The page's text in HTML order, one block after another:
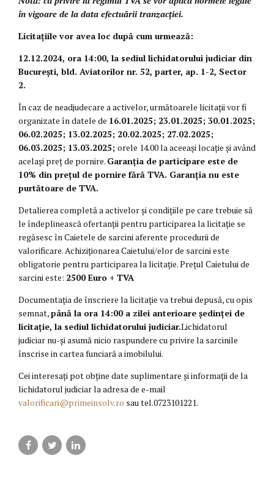
în vigoare de la data efectuării tranzacției.
Licitațiile vor avea loc după cum urmează:
12.12.2024, ora 14:00, la sediul lichidatorului judiciar din
București, bld. Aviatorilor nr. 52, parter, ap. 1-2, Sector
2.
În caz de neadjudecare a activelor, următoarele licitaţii vor fi
organizate în datele de 16.01.2025; 23.01.2025; 30.01.2025;
06.02.2025; 13.02.2025; 20.02.2025; 27.02.2025;
06.03.2025; 13.03.2025; orele 14.00 la aceeași locație și având
acelaşi preţ de pornire. Garanția de participare este de
10% din prețul de pornire fără TVA. Garanția nu este
purtătoare de TVA.
Detalierea completă a activelor şi condiţiile pe care trebuie să
le îndeplinească ofertanţii pentru participarea la licitaţie se
regăsesc în Caietele de sarcini aferente procedurii de
valorificare. Achiziţionarea Caietului/elor de sarcini este
obligatorie pentru participarea la licitație. Preţul Caietului de
sarcini este: 2500 Euro + TVA
Documentaţia de înscriere la licitaţie va trebui depusă, cu opis
semnat,până la ora 14:00 a zilei anterioare ședinței de
licitație, la sediul lichidatorului judiciar.Lichidatorul
judiciar nu-şi asumă nicio raspundere cu privire la sarcinile
înscrise in cartea funciară a imobilului.
Cei interesaţi pot obţine date suplimentare şi informaţii de la
lichidatorul judiciar la adresa de e-mail
valorificari@primeinsolv.ro sau tel.0723101221.